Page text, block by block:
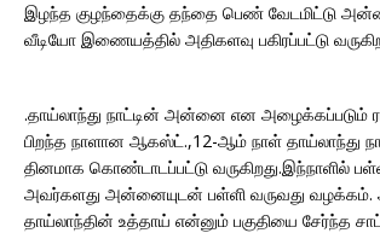
இழந்த குழந்தைக்கு தந்தை பெண் வேடமிட்டு
வீடியோ இணையத்தில் அதிகளவு பகிரப்பட்டு
.தாய்லாந்து நாட்டின் அன்னை என அழைக்கப்படும்
பிறந்த நாளான ஆகஸ்ட்.,12-ஆம் நாள்
தினமாக கொண்டாடப்பட்டு வருகிறது.இந்நாளில்
அவர்களது அன்னையுடன் பள்ளி வருவது
தாய்லாந்தின் உத்தாய் என்னும் பகுதியை சேர்ந்த